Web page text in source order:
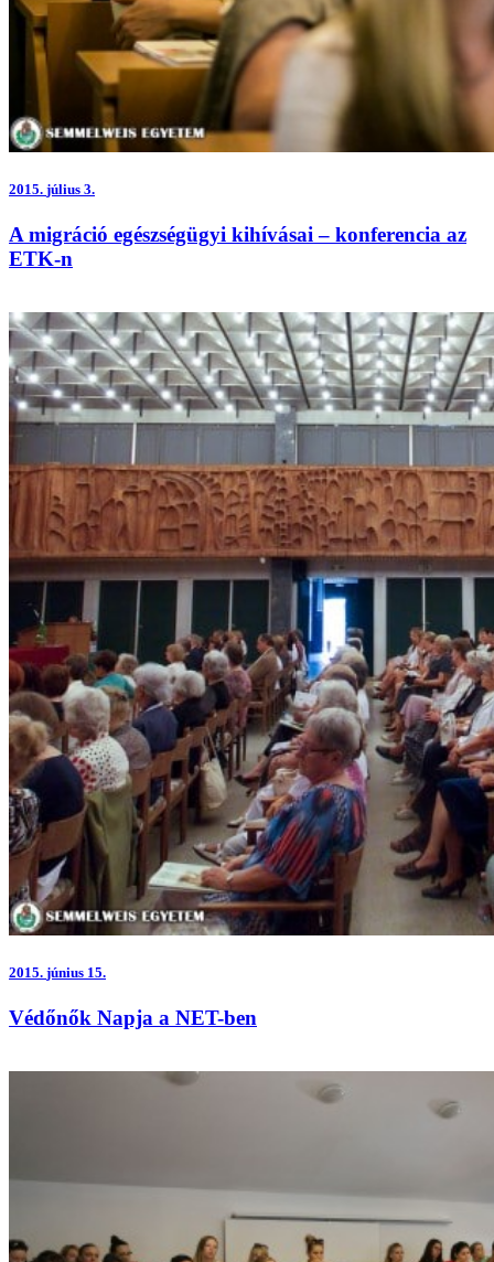
2015. július 3.
A migráció egészségügyi kihívásai – konferencia az
ETK-n
2015. június 15.
Védőnők Napja a NET-ben